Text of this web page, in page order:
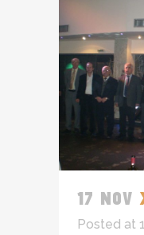
17 NOV
Posted at